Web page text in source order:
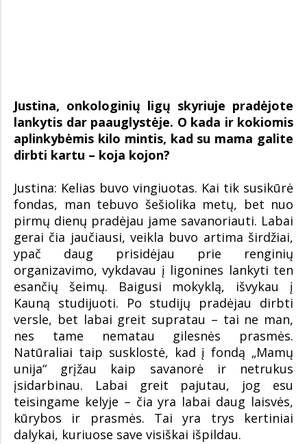
Justina, onkologinių ligų skyriuje pradėjote
lankytis dar paauglystėje. O kada ir kokiomis
aplinkybėmis kilo mintis, kad su mama galite
dirbti kartu – koja kojon?
Justina: Kelias buvo vingiuotas. Kai tik susikūrė
fondas, man tebuvo šešiolika metų, bet nuo
pirmų dienų pradėjau jame savanoriauti. Labai
gerai čia jaučiausi, veikla buvo artima širdžiai,
ypač daug prisidėjau prie renginių
organizavimo, vykdavau į ligonines lankyti ten
esančių šeimų. Baigusi mokyklą, išvykau į
Kauną studijuoti. Po studijų pradėjau dirbti
versle, bet labai greit supratau – tai ne man,
nes tame nematau gilesnės prasmės.
Natūraliai taip susklostė, kad į fondą „Mamų
unija“ grįžau kaip savanorė ir netrukus
įsidarbinau. Labai greit pajutau, jog esu
teisingame kelyje – čia yra labai daug laisvės,
kūrybos ir prasmės. Tai yra trys kertiniai
dalykai, kuriuose save visiškai išpildau.